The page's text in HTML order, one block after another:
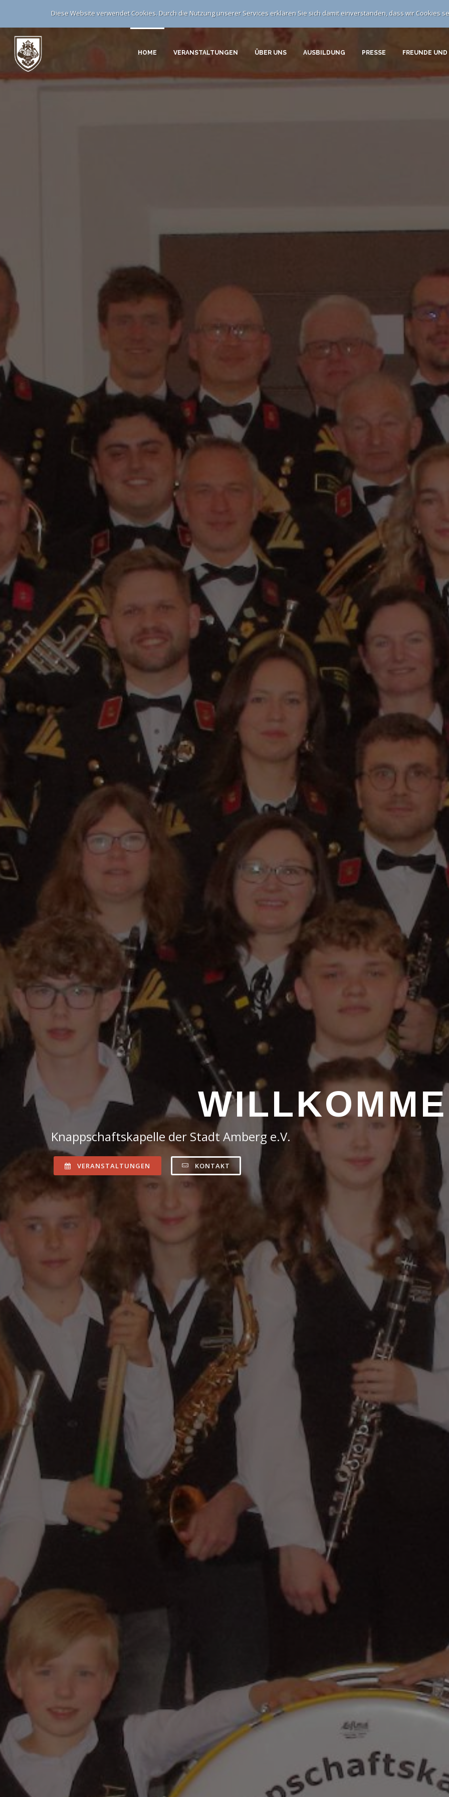
Diese Website verwendet Cookies. Durch die Nutzung unserer Services erklären Sie sich damit einverstanden, dass wir Cookies
HOME VERANSTALTUNGEN ÜBER UNS AUSBILDUNG PRESSE FREUNDE UND
Knappschaftskapelle der Stadt Amberg e.V.
VERANSTALTUNGEN KONTAKT